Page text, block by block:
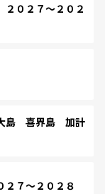
０２７～２０２
島 喜界島 加計
７～２０２８